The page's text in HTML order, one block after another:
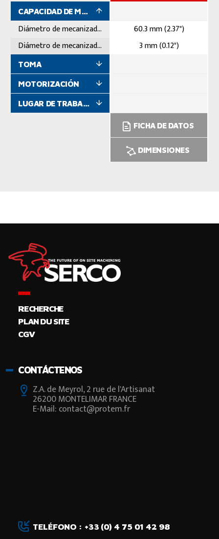
CAPACIDAD DE MECANIZADO
Diámetro de mecanizado máximo
Diámetro de mecanizado mínimo
TOMA
MOTORIZACIÓN
LUGAR DE TRABAJO
60.3 mm (2.37")
3 mm (0.12")
FICHA DE DATOS
DIMENSIONES
RECHERCHE
PLAN DU SITE
CGV
CONTÁCTENOS
Z.A. de Meyrol, 2 rue de l'Artisanat
26200 MONTELIMAR FRANCE
E-Mail: contact@protem.fr
TELÉFONO : +33 (0) 4 75 01 42 98